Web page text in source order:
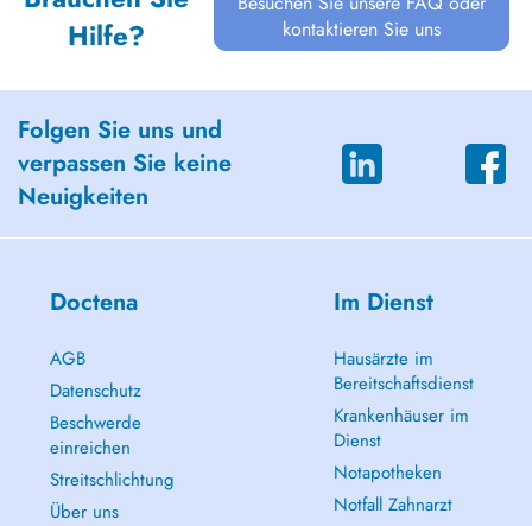
Hilfe?
kontaktieren Sie uns
Folgen Sie uns und
verpassen Sie keine
Neuigkeiten
Doctena
AGB
Datenschutz
Beschwerde
einreichen
Streitschlichtung
Über uns
Im Dienst
Hausärzte im
Bereitschaftsdienst
Krankenhäuser im
Dienst
Notapotheken
Notfall Zahnarzt